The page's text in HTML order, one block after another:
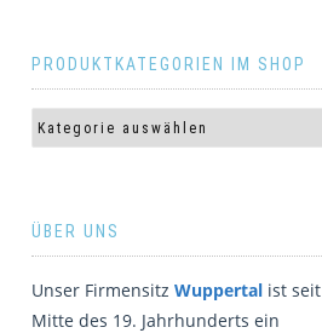
PRODUKTKATEGORIEN IM SHOP
ÜBER UNS
Unser Firmensitz Wuppertalist seit
Mitte des 19. Jahrhunderts ein